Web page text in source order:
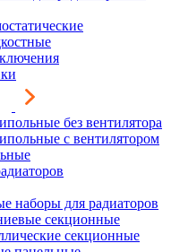
без вентилятора
с вентилятором
наборы для радиаторов
секционные
секционные